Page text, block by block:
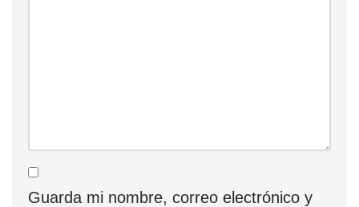
Guarda mi nombre, correo electrónico y